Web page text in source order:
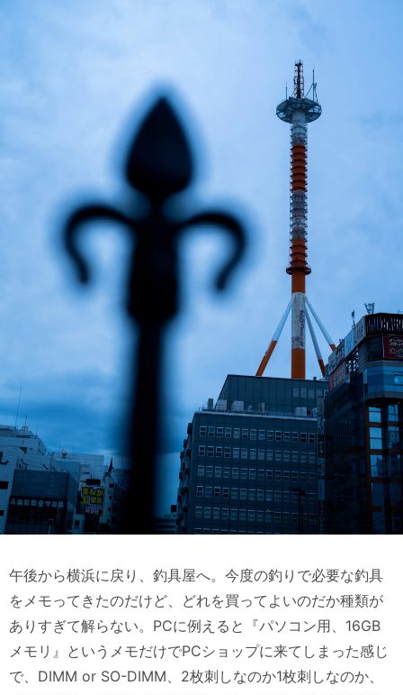
午後から横浜に戻り、釣具屋へ。今度の釣りで必要な釣具
をメモってきたのだけど、どれを買ってよいのだか種類が
ありすぎて解らない。PCに例えると『パソコン用、16GB
メモリ』というメモだけでPCショップに来てしまった感じ
で、DIMM or SO-DIMM、2枚刺しなのか1枚刺しなのか、